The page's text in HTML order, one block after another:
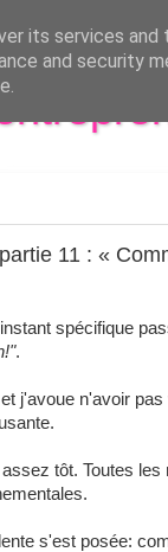
11 : «
spécifique
.
j'avoue n'avoir
tôt. Toutes
s'est posée:
its services
and security